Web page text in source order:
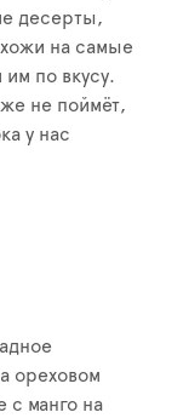
десерты,
на самые
по вкусу.
не поймёт,
у нас
ореховом
с манго на